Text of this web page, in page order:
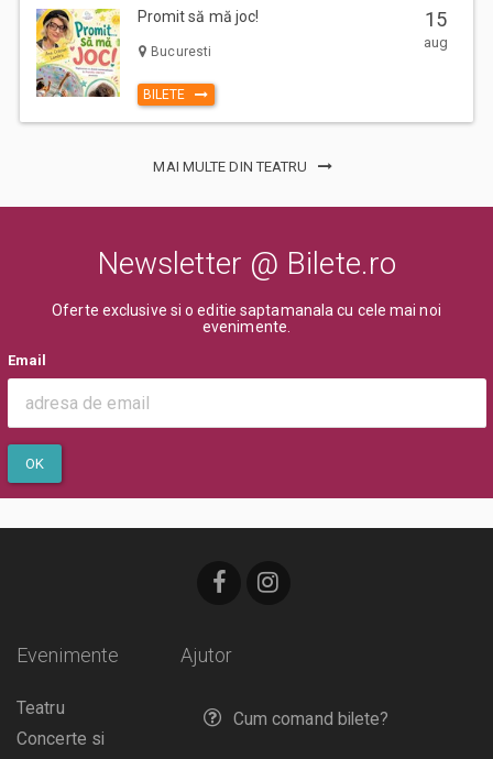
Promit să mă joc!
Bucuresti
BILETE
15
aug
MAI MULTE DIN TEATRU
Newsletter @ Bilete.ro
Oferte exclusive si o editie saptamanala cu cele mai noi
evenimente.
Email
OK
Ajutor
Cum comand bilete?
Evenimente
Teatru
Concerte si